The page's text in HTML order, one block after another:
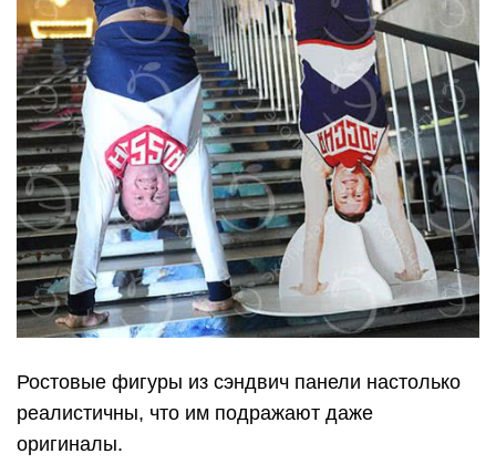
Ростовые фигуры из сэндвич панели настолько
реалистичны, что им подражают даже
оригиналы.